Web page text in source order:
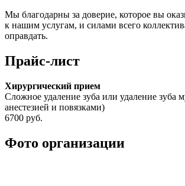
Мы благодарны за доверие, которое вы
к нашим услугам, и силами всего
оправдать.
Прайс-лист
Хирургический прием
Сложное удаление зуба или удаление зуба
анестезией и повязками)
6700 руб.
Фото организации